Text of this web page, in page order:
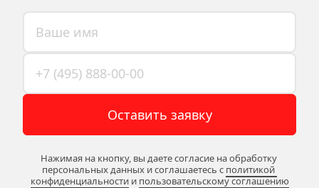
Оставить заявку
Нажимая на кнопку, вы даете согласие на обработку
персональных данных и соглашаетесь c политикой
конфиденциальности и пользовательскому соглашению